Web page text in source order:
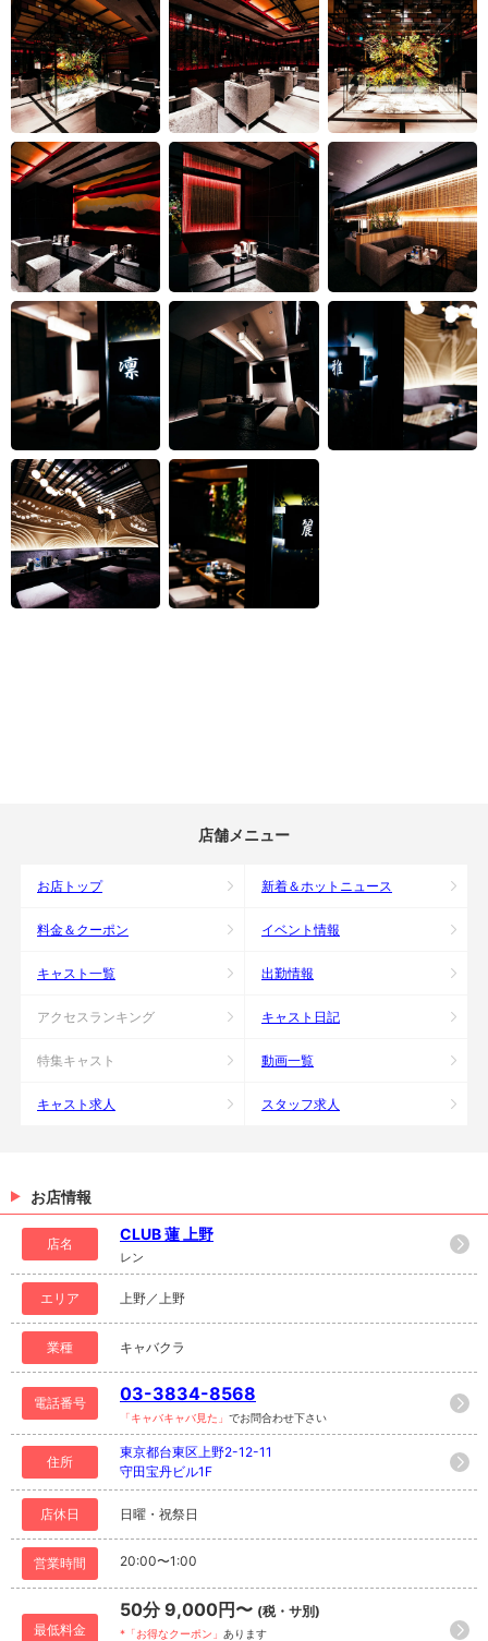
店舗メニュー
お店トップ 新着＆ホットニュース
料金＆クーポン イベント情報
キャスト一覧 出勤情報
アクセスランキング キャスト日記
特集キャスト 動画一覧
キャスト求人 スタッフ求人
お店情報
店名
CLUB 蓮 上野
レン
エリア 上野／上野
業種 キャバクラ
電話番号 03-3834-8568
「キャバキャバ見た」 でお問合わせ下さい
住所
東京都台東区上野2-12-11
守田宝丹ビル1F
店休日 日曜・祝祭日
営業時間 20:00〜1:00
最低料金
50分 9,000円〜 (税・サ別)
*「お得なクーポン」 あります